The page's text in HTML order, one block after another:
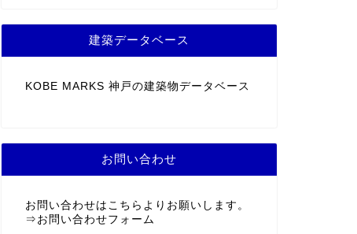
建築データベース
KOBE MARKS 神戸の建築物データベース
お問い合わせ
お問い合わせはこちらよりお願いします。
⇒ お問い合わせフォーム